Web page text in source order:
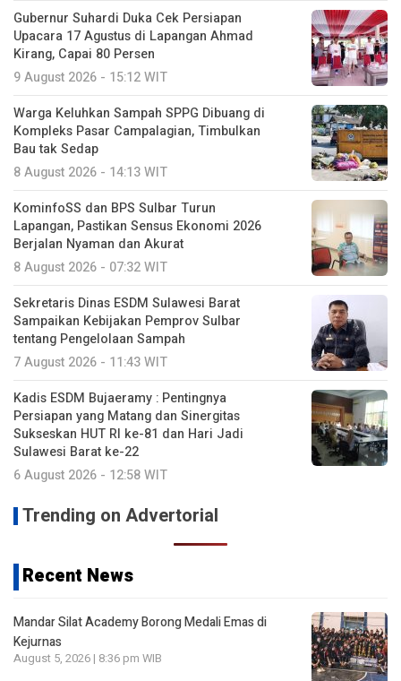
Gubernur Suhardi Duka Cek Persiapan
Upacara 17 Agustus di Lapangan Ahmad
Kirang, Capai 80 Persen
9 August 2026 - 15:12 WIT
Warga Keluhkan Sampah SPPG Dibuang di
Kompleks Pasar Campalagian, Timbulkan
Bau tak Sedap
8 August 2026 - 14:13 WIT
KominfoSS dan BPS Sulbar Turun
Lapangan, Pastikan Sensus Ekonomi 2026
Berjalan Nyaman dan Akurat
8 August 2026 - 07:32 WIT
Sekretaris Dinas ESDM Sulawesi Barat
Sampaikan Kebijakan Pemprov Sulbar
tentang Pengelolaan Sampah
7 August 2026 - 11:43 WIT
Kadis ESDM Bujaeramy : Pentingnya
Persiapan yang Matang dan Sinergitas
Sukseskan HUT RI ke-81 dan Hari Jadi
Sulawesi Barat ke-22
6 August 2026 - 12:58 WIT
Trending on Advertorial
Recent News
Mandar Silat Academy Borong Medali Emas di
Kejurnas
August 5, 2026 | 8:36 pm WIB